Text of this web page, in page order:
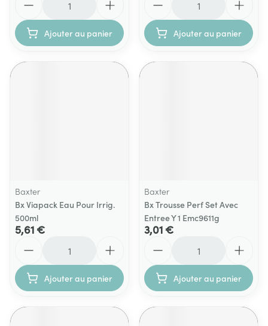
Ajouter au panier Ajouter au panier
Baxter
Bx Viapack Eau Pour Irrig.
500ml
5,61 €
Ajouter au panier
Baxter
Bx Trousse Perf Set Avec
Entree Y 1 Emc9611g
3,01 €
Ajouter au panier